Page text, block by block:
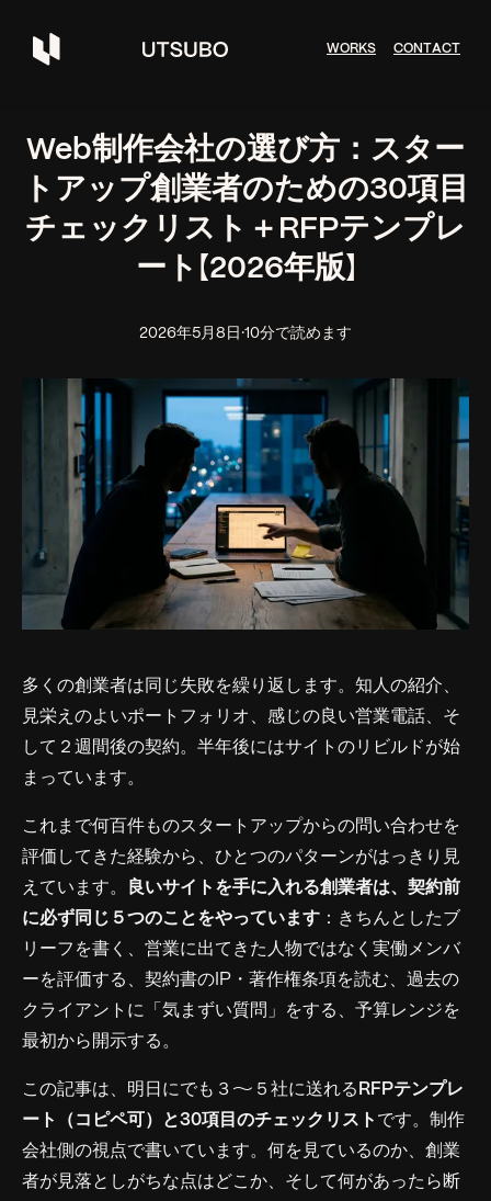
WORKS CONTACT
Web制作会社の選び方：スター
トアップ創業者のための30項目
チェックリスト＋RFPテンプレ
ート【2026年版】
2026年5月8日 ·10分で読めます
多くの創業者は同じ失敗を繰り返します。知人の紹介、
見栄えのよいポートフォリオ、感じの良い営業電話、そ
して２週間後の契約。半年後にはサイトのリビルドが始
まっています。
これまで何百件ものスタートアップからの問い合わせを
評価してきた経験から、ひとつのパターンがはっきり見
えています。
良いサイトを手に入れる創業者は、契約前
に必ず同じ５つのことをやっています ：きちんとしたブ
リーフを書く、営業に出てきた人物ではなく実働メンバ
ーを評価する、契約書のIP・著作権条項を読む、過去の
クライアントに「気まずい質問」をする、予算レンジを
最初から開示する。
この記事は、明日にでも３〜５社に送れる RFPテンプレ
ート（コピペ可）と30項目のチェックリスト です。制作
会社側の視点で書いています。何を見ているのか、創業
者が見落としがちな点はどこか、そして何があったら断